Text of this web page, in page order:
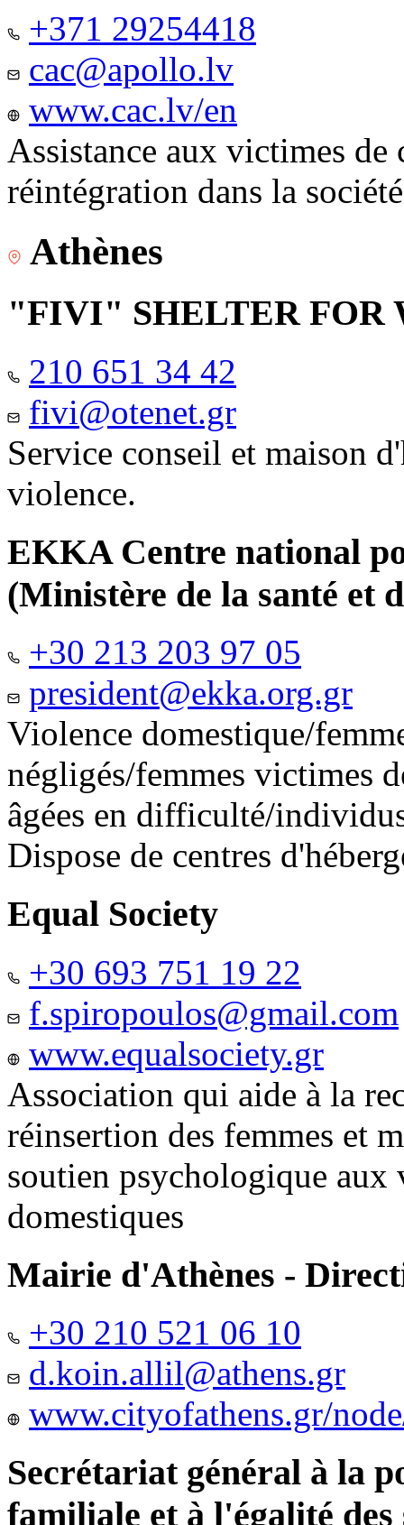
+371 29254418
cac@apollo.lv
www.cac.lv/en
Assistance aux victimes
réintégration dans la
Athènes
"FIVI" SHELTER FOR
210 651 34 42
fivi@otenet.gr
Service conseil et maison
violence.
EKKA Centre national
(Ministère de la santé et
+30 213 203 97 05
president@ekka.org.gr
Violence domestique/
négligés/femmes victimes
âgées en difficulté/
Dispose de centres
Equal Society
+30 693 751 19 22
f.spiropoulos@gmail.com
www.equalsociety.gr
Association qui aide à la
réinsertion des femmes et
soutien psychologique aux
domestiques
Mairie d'Athènes -
+30 210 521 06 10
d.koin.allil@athens.gr
www.cityofathens.gr/
Secrétariat général à la
familiale et à l'égalité des